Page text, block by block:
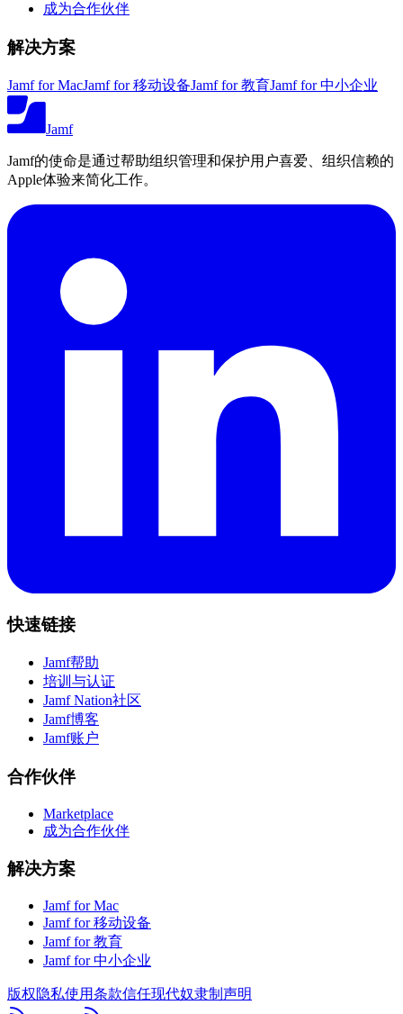
成为合作伙伴
解决方案
Jamf for MacJamf for 移动设备Jamf for 教育Jamf for 中小企业
Jamf
Jamf的使命是通过帮助组织管理和保护用户喜爱、组织信赖的
Apple体验来简化工作。
快速链接
Jamf帮助
培训与认证
Jamf Nation社区
Jamf博客
Jamf账户
合作伙伴
Marketplace
成为合作伙伴
解决方案
Jamf for Mac
Jamf for 移动设备
Jamf for 教育
Jamf for 中小企业
版权隐私使用条款信任现代奴隶制声明